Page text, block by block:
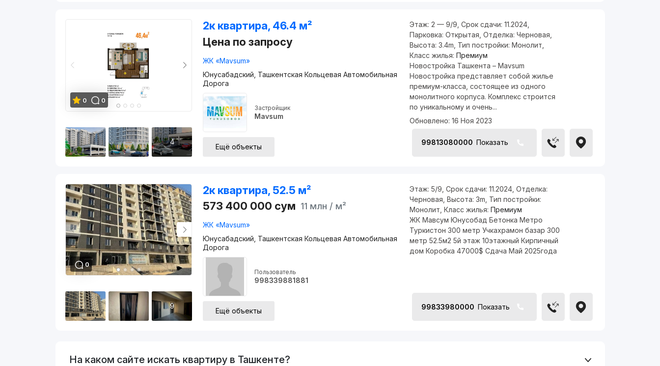
0 0
4
2к квартира, 46.4 м²
Цена по запросу
ЖК «Mavsum»
Юнусабадский, Ташкентская Кольцевая Автомобильная
Дорога
Застройщик
Mavsum
Ещё объекты
Этаж: 2 — 9/9 Срок сдачи: 11.2024,
Парковка: Открытая Отделка: Черновая
Высота: 3.4m Тип постройки: Монолит
Класс жилья: Премиум
Новостройка Ташкента – Mavsum
Новостройка представляет собой жилье
премиум-класса, состоящее из одного
монолитного корпуса. Комплекс строится
по уникальному и очень...
Обновлено: 16 Ноя 2023
99813080000 Показать
0
9
2к квартира, 52.5 м²
573 400 000 сум 11 млн / м²
ЖК «Mavsum»
Юнусабадский, Ташкентская Кольцевая Автомобильная
Дорога
Пользователь
998339881881
Ещё объекты
Этаж: 5/9 Срок сдачи: 11.2024, Отделка:
Черновая Высота: 3m Тип постройки:
Монолит Класс жилья: Премиум
ЖК Мавсум Юнусобад Бетонка Метро
Туркистон 300 метр Учкахрамон базар 300
метр 52.5м2 5й этаж 10этажный Кирпичный
дом Коробка 47000$ Сдача Май 2025года
99833980000 Показать
На каком сайте искать квартиру в Ташкенте?